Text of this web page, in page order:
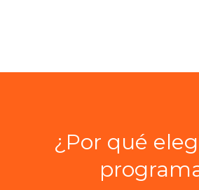
¿Por qué